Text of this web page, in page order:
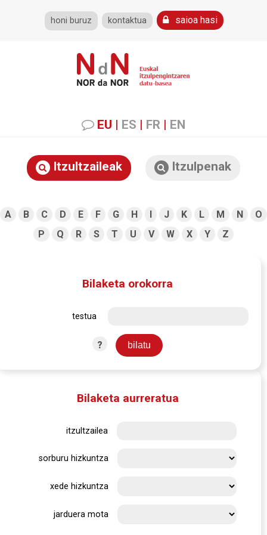
honi buruz kontaktua saioa hasi
EU | ES | FR | EN
Itzultzaileak Itzulpenak
A B C D E F G H I J K L M N
O
P
Q R S T U V W X Y Z
Bilaketa orokorra
testua
?
Bilaketa aurreratua
itzultzailea
sorburu hizkuntza
xede hizkuntza
jarduera mota